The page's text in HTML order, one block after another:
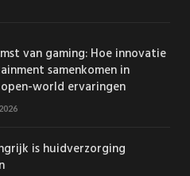
van gaming: Hoe innovatie
samenkomen in
world ervaringen
is huidverzorging